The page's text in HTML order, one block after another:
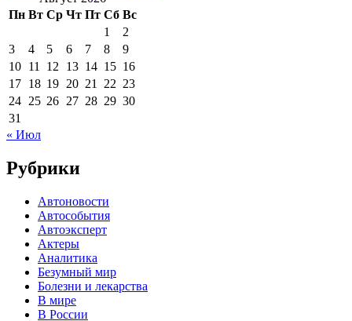
Пн Вт Ср Чт Пт Сб Вс
1
2
3
4 5 6 7 8
9
10 11 12 13 14 15 16
17 18 19 20 21 22 23
24 25 26 27 28 29 30
31
« Июл
Рубрики
Автоновости
Автособытия
Автоэксперт
Актеры
Аналитика
Безумный мир
Болезни и лекарства
В мире
В России